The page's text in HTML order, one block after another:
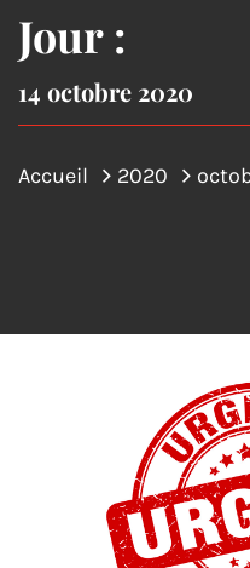
Jour :
14 octobre 2020
Accueil 2020